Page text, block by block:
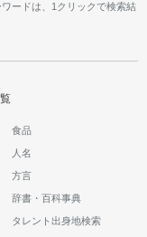
ードは、1クリックで検索結
食品
人名
方言
辞書・百科事典
タレント出身地検索